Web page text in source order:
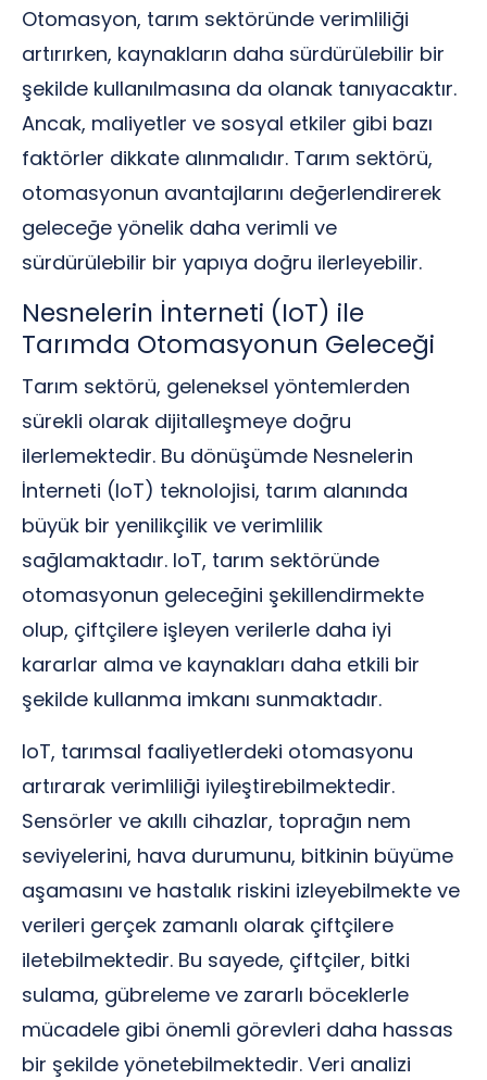
Otomasyon, tarım sektöründe verimliliği
artırırken, kaynakların daha sürdürülebilir bir
şekilde kullanılmasına da olanak tanıyacaktır.
Ancak, maliyetler ve sosyal etkiler gibi bazı
faktörler dikkate alınmalıdır. Tarım sektörü,
otomasyonun avantajlarını değerlendirerek
geleceğe yönelik daha verimli ve
sürdürülebilir bir yapıya doğru ilerleyebilir.
Nesnelerin İnterneti (IoT) ile
Tarımda Otomasyonun Geleceği
Tarım sektörü, geleneksel yöntemlerden
sürekli olarak dijitalleşmeye doğru
ilerlemektedir. Bu dönüşümde Nesnelerin
İnterneti (IoT) teknolojisi, tarım alanında
büyük bir yenilikçilik ve verimlilik
sağlamaktadır. IoT, tarım sektöründe
otomasyonun geleceğini şekillendirmekte
olup, çiftçilere işleyen verilerle daha iyi
kararlar alma ve kaynakları daha etkili bir
şekilde kullanma imkanı sunmaktadır.
IoT, tarımsal faaliyetlerdeki otomasyonu
artırarak verimliliği iyileştirebilmektedir.
Sensörler ve akıllı cihazlar, toprağın nem
seviyelerini, hava durumunu, bitkinin büyüme
aşamasını ve hastalık riskini izleyebilmekte ve
verileri gerçek zamanlı olarak çiftçilere
iletebilmektedir. Bu sayede, çiftçiler, bitki
sulama, gübreleme ve zararlı böceklerle
mücadele gibi önemli görevleri daha hassas
bir şekilde yönetebilmektedir. Veri analizi